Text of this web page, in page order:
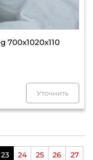
Уточнить
23 24 25 26
27